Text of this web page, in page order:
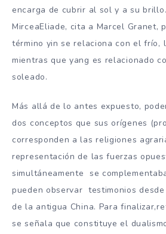
encarga de cubrir al sol y a su
MirceaEliade, cita a Marcel Granet,
término yin se relaciona con el frío,
mientras que yang es relacionado
soleado.
Más allá de lo antes expuesto,
dos conceptos que sus orígenes
corresponden a las religiones
representación de las fuerzas
simultáneamente se
pueden observar testimonios
de la antigua China. Para
se señala que constituye el